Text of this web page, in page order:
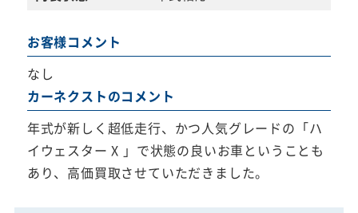
お客様コメント
なし
カーネクストのコメント
年式が新しく超低走行、かつ人気グレードの「ハ
イウェスター X 」で状態の良いお車ということも
あり、高価買取させていただきました。